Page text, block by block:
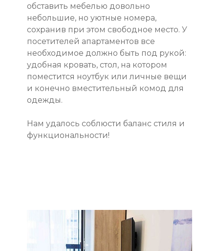
обставить мебелью довольно
небольшие, но уютные номера,
сохранив при этом свободное место. У
посетителей апартаментов все
необходимое должно быть под рукой:
удобная кровать, стол, на котором
поместится ноутбук или личные вещи
и конечно вместительный комод для
одежды.
Нам удалось соблюсти баланс стиля и
функциональности!